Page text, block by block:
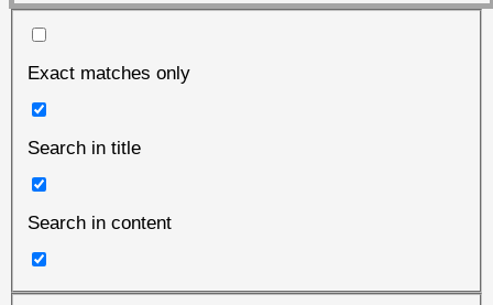
Exact matches only
Search in title
Search in content